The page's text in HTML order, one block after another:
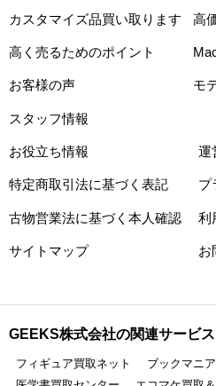
カスタマイズ品買い取ります 高
高く売るためのポイント
お客様の声 モ
スタッフ情報
お役立ち情報 運
特定商取引法に基づく表記 プ
古物営業法に基づく本人確認 利
サイトマップ お
GEEKS株式会社の関連サービス
フィギュア買取ネット ブックマニア